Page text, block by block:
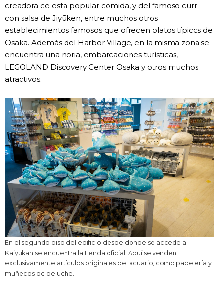
creadora de esta popular comida, y del famoso curri
con salsa de Jiyūken, entre muchos otros
establecimientos famosos que ofrecen platos típicos de
Osaka. Además del Harbor Village, en la misma zona se
encuentra una noria, embarcaciones turísticas,
LEGOLAND Discovery Center Osaka y otros muchos
atractivos.
En el segundo piso del edificio desde donde se accede a
Kaiyūkan se encuentra la tienda oficial. Aquí se venden
exclusivamente artículos originales del acuario, como papelería y
muñecos de peluche.